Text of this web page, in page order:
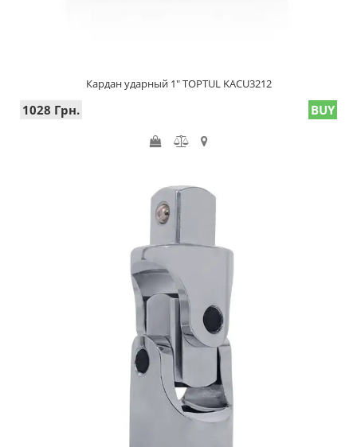
Кардан ударный 1" TOPTUL KACU3212
1028 Грн. BUY